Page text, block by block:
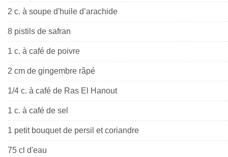
2 c. à soupe d'huile d’arachide
8 pistils de safran
1 c. à café de poivre
2 cm de gingembre râpé
1/4 c. à café de Ras El Hanout
1 c. à café de sel
1 petit bouquet de persil et coriandre
75 cl d'eau